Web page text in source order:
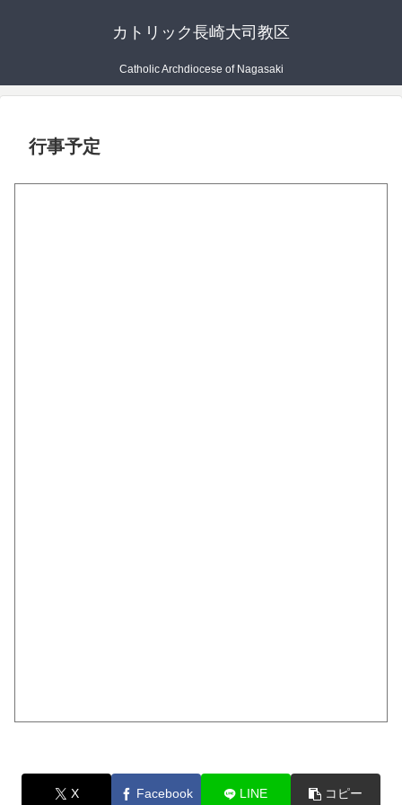
カトリック長崎大司教区
Catholic Archdiocese of Nagasaki
行事予定
X Facebook LINE コピー